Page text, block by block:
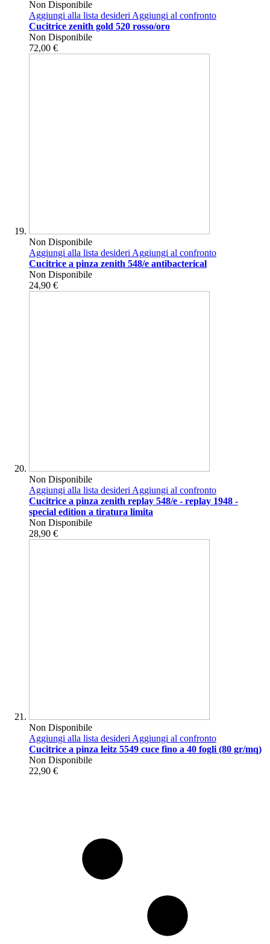
Non Disponibile
Aggiungi alla lista desideriAggiungi al confronto
Cucitrice zenith gold 520 rosso/oro
Non Disponibile
72,00 €
Non Disponibile
Aggiungi alla lista desideriAggiungi al confronto
Cucitrice a pinza zenith 548/e antibacterical
Non Disponibile
24,90 €
Non Disponibile
Aggiungi alla lista desideriAggiungi al confronto
Cucitrice a pinza zenith replay 548/e - replay 1948 -
special edition a tiratura limita
Non Disponibile
28,90 €
Non Disponibile
Aggiungi alla lista desideriAggiungi al confronto
Cucitrice a pinza leitz 5549 cuce fino a 40 fogli (80 gr/mq)
Non Disponibile
22,90 €